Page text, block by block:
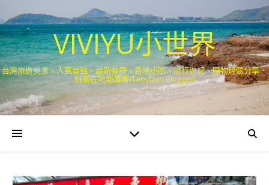
VIVIYU小世界
台灣旅遊美食、人氣景點、最新餐廳、各地小吃、旅行遊記、購物經驗分享．
桃園在地部落客(Taoyuan Blogger)